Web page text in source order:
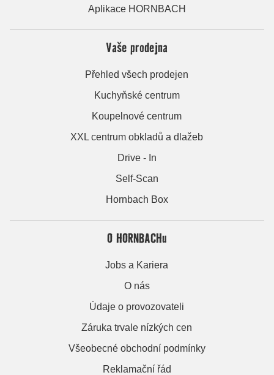
Aplikace HORNBACH
Vaše prodejna
Přehled všech prodejen
Kuchyňské centrum
Koupelnové centrum
XXL centrum obkladů a dlažeb
Drive - In
Self-Scan
Hornbach Box
O HORNBACHu
Jobs a Kariera
O nás
Údaje o provozovateli
Záruka trvale nízkých cen
Všeobecné obchodní podmínky
Reklamační řád